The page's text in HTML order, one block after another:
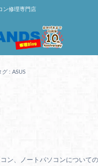
ン修理専門店
グ : ASUS
ン、ノートパソコンについて